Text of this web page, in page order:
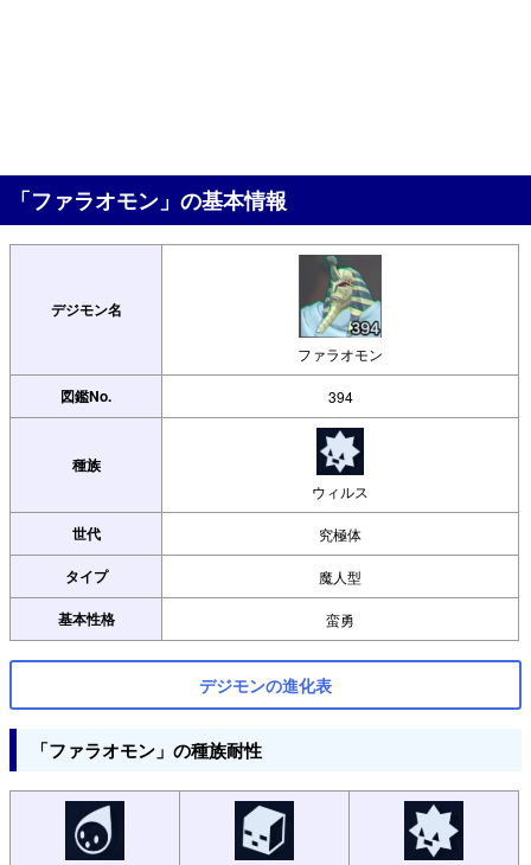
「ファラオモン」の基本情報
デジモン名
ファラオモン
図鑑No. 394
種族
ウィルス
世代 究極体
タイプ 魔人型
基本性格 蛮勇
デジモンの進化表
「ファラオモン」の種族耐性